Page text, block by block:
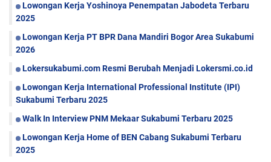
Lowongan Kerja Yoshinoya Penempatan Jabodeta Terbaru
2025
Lowongan Kerja PT BPR Dana Mandiri Bogor Area Sukabumi
2026
Lokersukabumi.com Resmi Berubah Menjadi Lokersmi.co.id
Lowongan Kerja International Professional Institute (IPI)
Sukabumi Terbaru 2025
Walk In Interview PNM Mekaar Sukabumi Terbaru 2025
Lowongan Kerja Home of BEN Cabang Sukabumi Terbaru
2025